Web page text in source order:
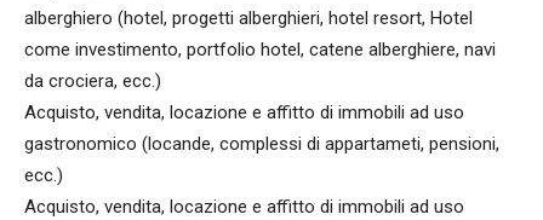
alberghiero (hotel, progetti alberghieri, hotel resort, Hotel
come investimento, portfolio hotel, catene alberghiere, navi
da crociera, ecc.)
Acquisto, vendita, locazione e affitto di immobili ad uso
gastronomico (locande, complessi di appartameti, pensioni,
ecc.)
Acquisto, vendita, locazione e affitto di immobili ad uso